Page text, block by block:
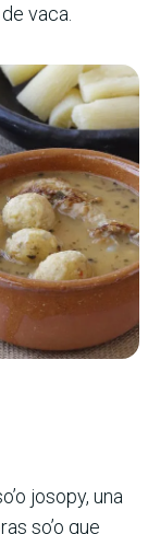
vaca.
josopy, una
so’o que